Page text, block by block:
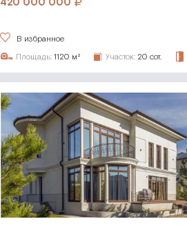
В избранное
Площадь: 1120 м² Участок: 20 сот.